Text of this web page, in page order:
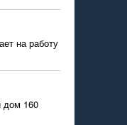
на работу
дом 160